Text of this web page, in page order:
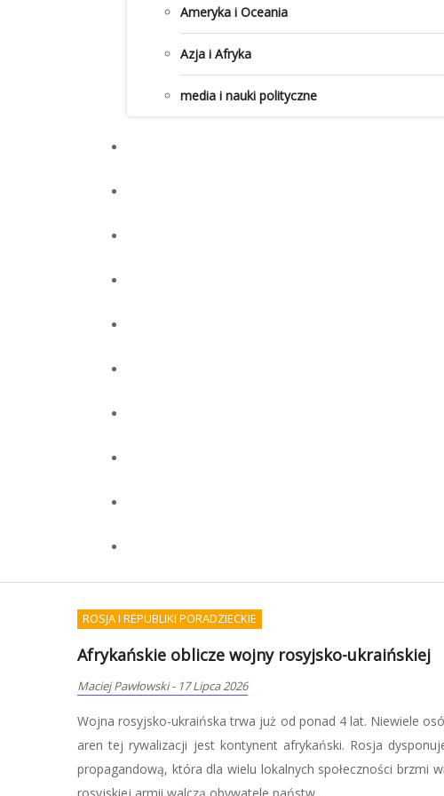
Ameryka i Oceania
Azja i Afryka
media i nauki polityczne
WOJSKOWOŚĆ I TERRORYZM
Początek wojny będziemu musieli przetrwać
Redakcja OKCYDENT-07 Lipca 2026
Zdaniem Pawła Mateńczuka, weterana jednostki
nadmiernie polegać na służbach, tylko samemu się
kryzysowe, co oznacza nie tylko zgromadzenie